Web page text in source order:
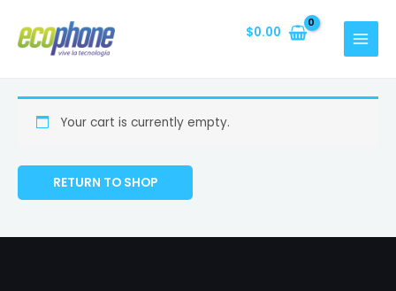
contenido
$0.00
MAIN
Your cart is currently empty.
RETURN TO SHOP